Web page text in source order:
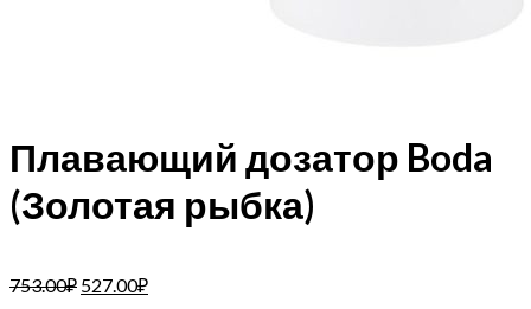
Плавающий дозатор Boda
(Золотая рыбка)
753.00₽ 527.00₽